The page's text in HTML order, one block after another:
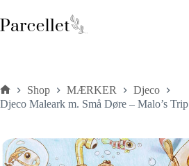
til
indhold
Forside
Shop MÆRKER
Djeco
Djeco Maleark m. Små Døre – Malo’s Trip